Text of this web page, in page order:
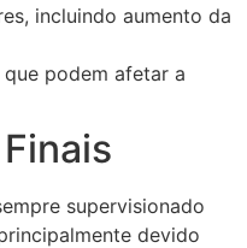
incluindo aumento da
podem afetar a
supervisionado
devido